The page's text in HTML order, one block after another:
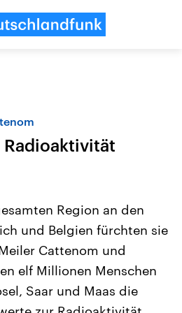
6.
aus
Aktuelle Beiträge,
Hintergründe
Wirtschaftlich und
gehören die Vereinigten
den mächtigsten Ländern
mit großem Einfluss auf
Radioaktivität
Region an den
und Belgien fürchten sie
Cattenom und
elf Millionen Menschen
Saar und Maas die